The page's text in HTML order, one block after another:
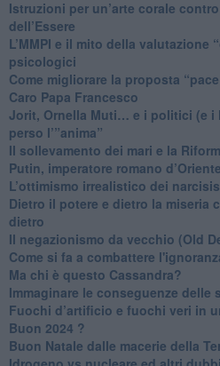
Istruzioni per un’arte corale
dell’Essere
​L’MMPI e il mito della valutazione
psicologici
Come migliorare la proposta
Caro Papa Francesco
​Jorit, Ornella Muti… e i politici (e i
perso l’”anima”
​Il sollevamento dei mari e la
Putin, imperatore romano d’Oriente
​L’ottimismo irrealistico dei
​Dietro il potere e dietro la miseria
dietro
Il negazionismo da vecchio (Old
Come si fa a combattere
Ma chi è questo Cassandra?
Immaginare le conseguenze delle
​Fuochi d’artificio e fuochi veri in
Buon 2024 ?
​Buon Natale dalle macerie della